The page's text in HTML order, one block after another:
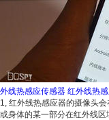
外线热感应传感器 红外线热
1, 红外线热感应器的摄像头
或身体的某一部分在红外线区